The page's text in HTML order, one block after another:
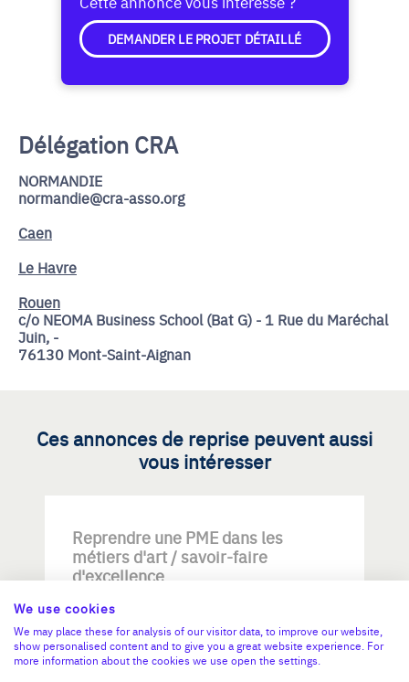
DEMANDER LE PROJET DÉTAILLÉ
Délégation CRA
NORMANDIE
normandie@cra-asso.org
Caen
Le Havre
Rouen
c/o NEOMA Business School (Bat G) - 1 Rue du Maréchal
Juin, -
76130 Mont-Saint-Aignan
Ces annonces de reprise peuvent aussi
vous intéresser
Reprendre une PME dans les
métiers d'art / savoir-faire
d'excellence
We use cookies
We may place these for analysis of our visitor data, to improve our website,
show personalised content and to give you a great website experience. For
more information about the cookies we use open the settings.